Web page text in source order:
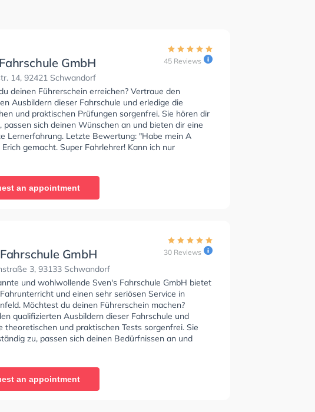
GmbH
14, 92421 Schwandorf
45 Reviews
deinen Führerschein erreichen? Vertraue den
Ausbildern dieser Fahrschule und erledige die
und praktischen Prüfungen sorgenfrei. Sie hören dir
passen sich deinen Wünschen an und bieten dir eine
Lernerfahrung. Letzte Bewertung: "Habe mein A
gemacht. Super Fahrlehrer! Kann ich nur
Wenn man etwas falsch gemacht hat oder sich nicht
seinen Sprüchen muss man klar kommen, Das ist
er hat aber auch ein Ohr offen, wenn man mal nicht so
an appointment
GmbH
3, 93133 Schwandorf
30 Reviews
und wohlwollende Sven's Fahrschule GmbH bietet
und einen sehr seriösen Service in
Möchtest du deinen Führerschein machen?
qualifizierten Ausbildern dieser Fahrschule und
theoretischen und praktischen Tests sorgenfrei. Sie
zu, passen sich deinen Bedürfnissen an und
Lernerfahrung. In der Sven's Fahrschule GmbH Sie
an appointment